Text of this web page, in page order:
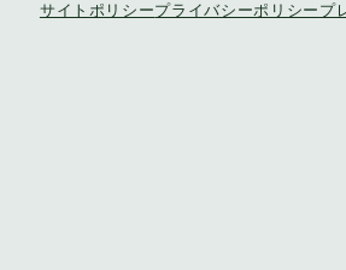
サイトポリシープライバシーポリシー プ